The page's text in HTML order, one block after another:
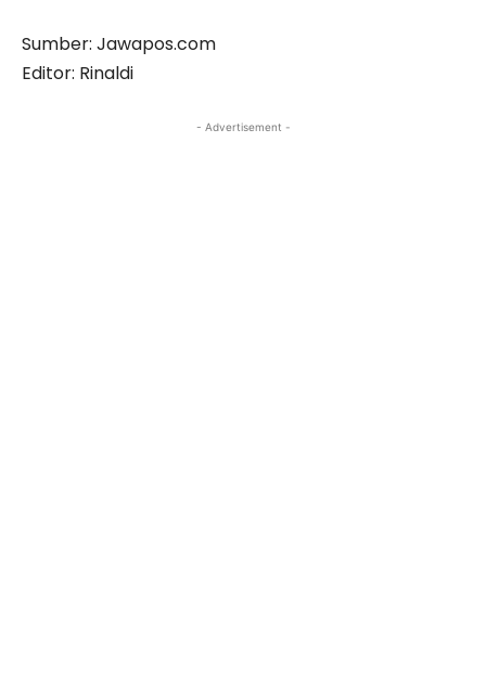
Sumber: Jawapos.com
Editor: Rinaldi
- Advertisement -